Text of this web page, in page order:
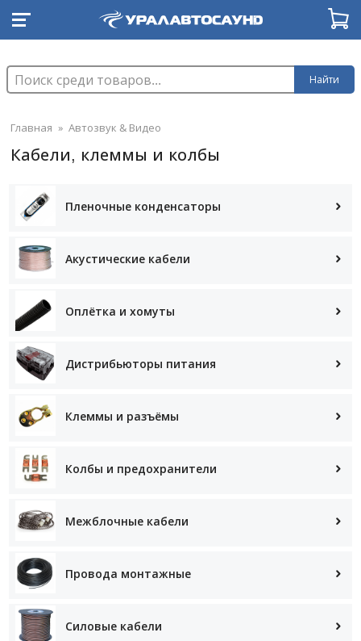
Найти
Главная » Автозвук & Видео
Кабели, клеммы и колбы
Пленочные конденсаторы
Акустические кабели
Оплётка и хомуты
Дистрибьюторы питания
Клеммы и разъёмы
Колбы и предохранители
Межблочные кабели
Провода монтажные
Силовые кабели